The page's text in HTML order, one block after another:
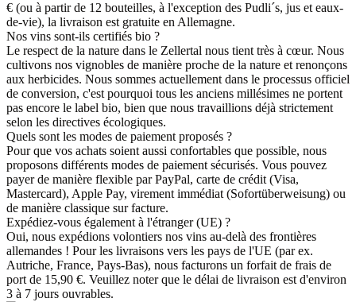
€ (ou à partir de 12 bouteilles, à l'exception des Pudli´s, jus et eaux-
de-vie), la livraison est gratuite en Allemagne.
Nos vins sont-ils certifiés bio ?
Le respect de la nature dans le Zellertal nous tient très à cœur. Nous
cultivons nos vignobles de manière proche de la nature et renonçons
aux herbicides. Nous sommes actuellement dans le processus officiel
de conversion, c'est pourquoi tous les anciens millésimes ne portent
pas encore le label bio, bien que nous travaillions déjà strictement
selon les directives écologiques.
Quels sont les modes de paiement proposés ?
Pour que vos achats soient aussi confortables que possible, nous
proposons différents modes de paiement sécurisés. Vous pouvez
payer de manière flexible par PayPal, carte de crédit (Visa,
Mastercard), Apple Pay, virement immédiat (Sofortüberweisung) ou
de manière classique sur facture.
Expédiez-vous également à l'étranger (UE) ?
Oui, nous expédions volontiers nos vins au-delà des frontières
allemandes ! Pour les livraisons vers les pays de l'UE (par ex.
Autriche, France, Pays-Bas), nous facturons un forfait de frais de
port de 15,90 €. Veuillez noter que le délai de livraison est d'environ
3 à 7 jours ouvrables.